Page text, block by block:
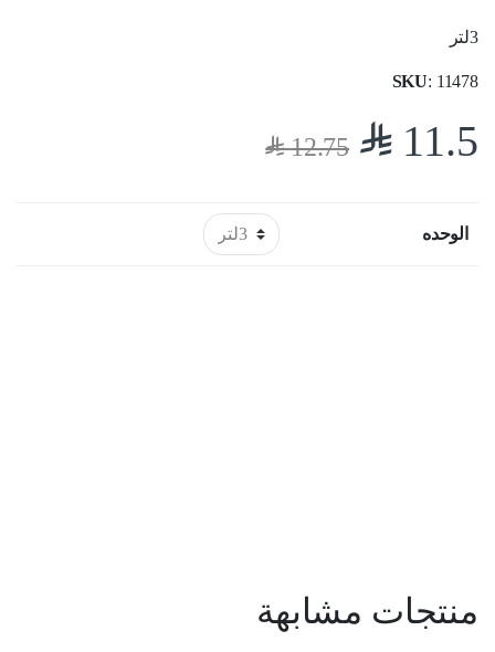
3لتر
SKU: 11478
11.5
$
12.75
$
الوحده
منتجات مشابهة